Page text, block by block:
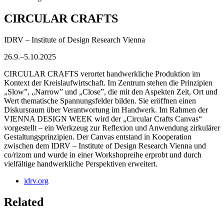
CIRCULAR CRAFTS
IDRV – Institute of Design Research Vienna
26.9.–5.10.2025
CIRCULAR CRAFTS verortet handwerkliche Produktion im
Kontext der Kreislaufwirtschaft. Im Zentrum stehen die Prinzipien
„Slow”, „Narrow” und „Close”, die mit den Aspekten Zeit, Ort und
Wert thematische Spannungsfelder bilden. Sie eröffnen einen
Diskursraum über Verantwortung im Handwerk. Im Rahmen der
VIENNA DESIGN WEEK wird der „Circular Crafts Canvas“
vorgestellt – ein Werkzeug zur Reflexion und Anwendung zirkulärer
Gestaltungsprinzipien. Der Canvas entstand in Kooperation
zwischen dem IDRV – Institute of Design Research Vienna und
co/rizom und wurde in einer Workshopreihe erprobt und durch
vielfältige handwerkliche Perspektiven erweitert.
idrv.org
Related